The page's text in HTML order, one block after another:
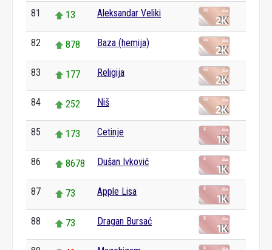
81 13 Aleksandar Veliki
82 878 Baza (hemija)
83 177 Religija
84 252 Niš
85 173 Cetinje
86 8678 Dušan Ivković
87 73 Apple Lisa
88 73 Dragan Bursać